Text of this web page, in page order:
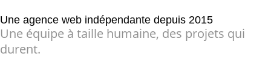
Une agence web indépendante depuis 2015
Une équipe à taille humaine, des projets qui
durent.